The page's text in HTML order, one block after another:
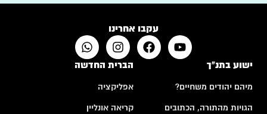
עקבו אחרינו
ישוע בתנ"ך
מיהם יהודים משחיים?
הגויות מהתורה, הכתובים
הברית החדשה
אפליקציה
קריאה אונליין